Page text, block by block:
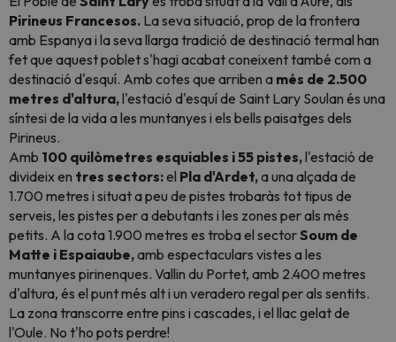
Pirineus Francesos. La seva situació, prop de la frontera
amb Espanya i la seva llarga tradició de destinació termal han
fet que aquest poblet s'hagi acabat coneixent també com a
destinació d'esquí. Amb cotes que arriben a més de 2.500
metres d'altura,l'estació d'esquí de Saint Lary Soulan és una
síntesi de la vida a les muntanyes i els bells paisatges dels
Pirineus.
Amb 100 quilòmetres esquiables i 55 pistes,l'estació de
divideix en tres sectors:el Pla d'Ardet,a una alçada de
1.700 metres i situat a peu de pistes trobaràs tot tipus de
serveis, les pistes per a debutants i les zones per als més
petits. A la cota 1.900 metres es troba el sectorSoum de
Matte i Espaiaube,amb espectaculars vistes a les
muntanyes pirinenques. Vallin du Portet, amb 2.400 metres
d'altura, és el punt més alt i un veradero regal per als sentits.
La zona transcorre entre pins i cascades, i el llac gelat de
l'Oule. No t'ho pots perdre!